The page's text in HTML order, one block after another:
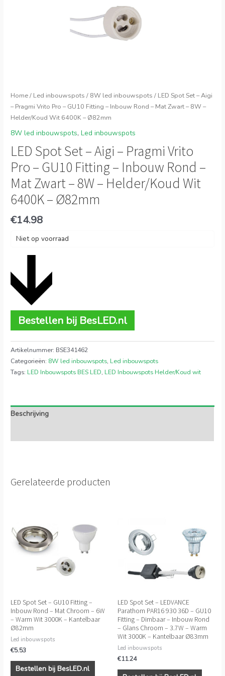
Home/ Led inbouwspots / 8W led inbouwspots / LED Spot Set – Aigi
– Pragmi Vrito Pro – GU10 Fitting – Inbouw Rond – Mat Zwart – 8W –
Helder/Koud Wit 6400K – Ø82mm
8W led inbouwspots,Led inbouwspots
LED Spot Set – Aigi – Pragmi Vrito
Pro – GU10 Fitting – Inbouw Rond –
Mat Zwart – 8W – Helder/Koud Wit
6400K – Ø82mm
€14.98
Niet op voorraad
Bestellen bij BesLED.nl
Artikelnummer: BSE341462
Categorieën: 8W led inbouwspots, Led inbouwspots
Tags: LED Inbouwspots BES LED, LED Inbouwspots Helder/Koud wit
Beschrijving
Gerelateerde producten
LED Spot Set – GU10 Fitting –
Inbouw Rond – Mat Chroom – 6W
– Warm Wit 3000K – Kantelbaar
Ø82mm
Led inbouwspots
€5.53
Bestellen bij BesLED.nl
LED Spot Set – LEDVANCE
Parathom PAR16 930 36D – GU10
Fitting – Dimbaar – Inbouw Rond
– Glans Chroom – 3.7W – Warm
Wit 3000K – Kantelbaar Ø83mm
Led inbouwspots
€11.24